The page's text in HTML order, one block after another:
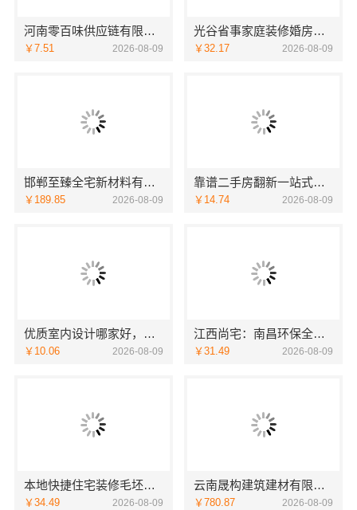
河南零百味供应链有限公司：线下实体硬折扣零食铺全域盈利
￥7.51 2026-08-09
光谷省事家庭装修婚房，本地快装（湖北）科技有限公司环保用材安心入住
￥32.17 2026-08-09
邯郸至臻全宅新材料有限公司，永年全屋装饰专家
￥189.85 2026-08-09
靠谱二手房翻新一站式急装选浙江臻美新型建材有限公司
￥14.74 2026-08-09
优质室内设计哪家好，南京市创亿讯口碑优选
￥10.06 2026-08-09
江西尚宅：南昌环保全屋定制口碑，业主真实好评
￥31.49 2026-08-09
本地快捷住宅装修毛坯房认准本地快装（湖北）科技有限公司
￥34.49 2026-08-09
云南晟构建筑建材有限公司，复式层构重钢住宅公司
￥780.87 2026-08-09